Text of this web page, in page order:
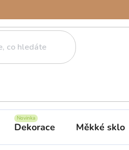
Dekorace Měkké sklo